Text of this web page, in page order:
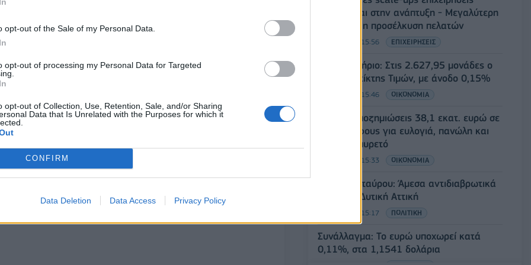
opt-out of the Sale of my Personal Data.
opt-out of processing my Personal Data for Targeted
opt-out of Collection, Use, Retention, Sale, and/or Sharing
Data that Is Unrelated with the Purposes for which it
CONFIRM
Data Deletion Data Access Privacy Policy
συνεργασία με τα μεγαλύτερα διεθνή και
της υπηρεσίας EINVOICING στις
της αγοράς, διασφαλίζει ταχύτητα
τις προκλήσεις του ψηφιακού
και αύξηση της παραγωγικότητας.
επιχειρήσεις στην Ελλάδα
στην καθημερινή τους λειτουργία,
χρήση των πλέον καινοτόμων τεχνολογιών που
αξιοπιστία.
στρέφονται στην ανάπτυξη - Μεγαλύτερη
πρόκληση η προσέλκυση πελατών
06/08/2026 - 15:56 ΕΠΙΧΕΙΡΗΣΕΙΣ
Χρηματιστήριο: Στις 2.627,95 μονάδες ο
Γενικός Δείκτης Τιμών, με άνοδο 0,15%
06/08/2026 - 15:46 ΟΙΚΟΝΟΜΙΑ
ΥΠΑΑΤ: Αποζημιώσεις 38,1 εκατ. ευρώ σε
κτηνοτρόφους για ευλογιά, πανώλη και
αφθώδη πυρετό
06/08/2026 - 15:33 ΟΙΚΟΝΟΜΙΑ
Στ. Παπασταύρου: Άμεσα αντιδιαβρωτικά
έργα στη Δυτική Αττική
06/08/2026 - 15:17 ΠΟΛΙΤΙΚΗ
Συνάλλαγμα: Το ευρώ υποχωρεί κατά
0,11%, στα 1,1541 δολάρια